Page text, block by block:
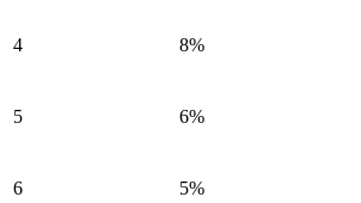
4 8%
5 6%
6 5%